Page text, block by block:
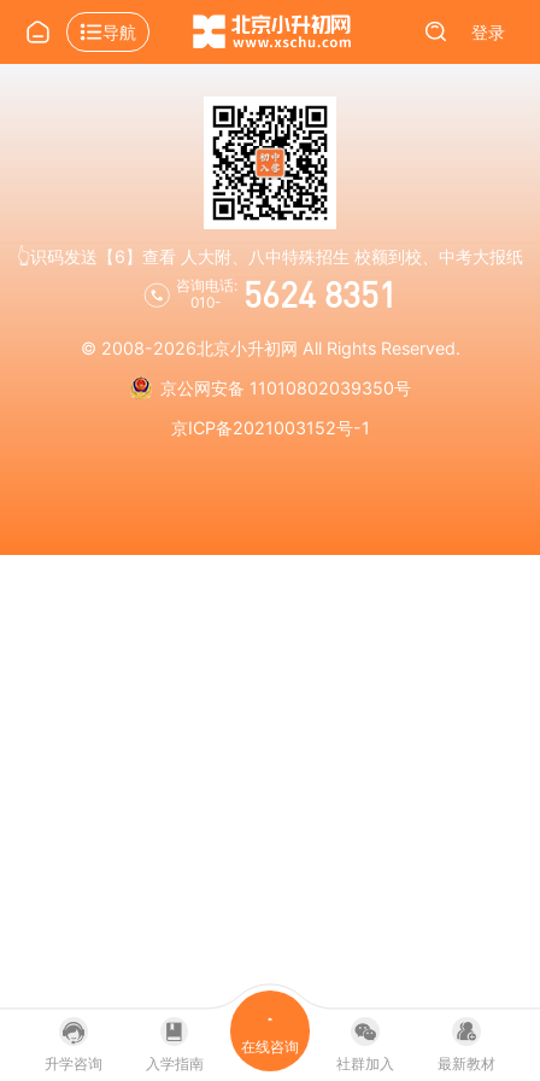
导航 登录
👆识码发送【6】查看 人大附、八中特殊招生 校额到校、中考大报纸
咨询电话:
010-
5624 8351
© 2008-2026北京小升初网 All Rights Reserved.
京公网安备 11010802039350号
京ICP备2021003152号-1
升学咨询 入学指南
在线咨询
社群加入
最新教材